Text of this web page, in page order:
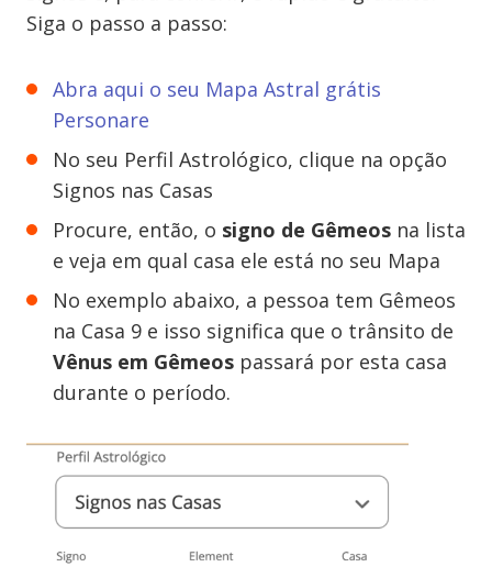
Siga o passo a passo:
Abra aqui o seu Mapa Astral grátis
Personare
No seu Perfil Astrológico, clique na opção
Signos nas Casas
Procure, então, o signo de Gêmeos na lista
e veja em qual casa ele está no seu Mapa
No exemplo abaixo, a pessoa tem Gêmeos
na Casa 9 e isso significa que o trânsito de
Vênus em Gêmeos passará por esta casa
durante o período.